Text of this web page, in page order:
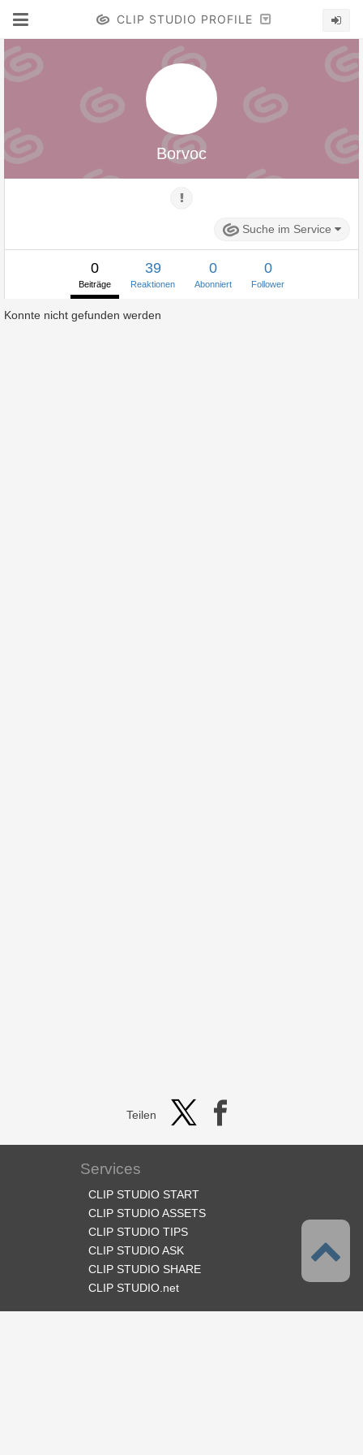
CLIP STUDIO PROFILE
Borvoc
Suche im Service
0
Beiträge
39
Reaktionen
0
Abonniert
0
Follower
Konnte nicht gefunden werden
Teilen
Services
CLIP STUDIO START
CLIP STUDIO ASSETS
CLIP STUDIO TIPS
CLIP STUDIO ASK
CLIP STUDIO SHARE
CLIP STUDIO.net